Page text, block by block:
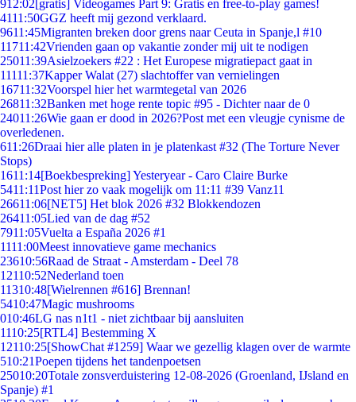
912:02[gratis] Videogames Part 9: Gratis en free-to-play games!
4111:50GGZ heeft mij gezond verklaard.
9611:45Migranten breken door grens naar Ceuta in Spanje,l #10
11711:42Vrienden gaan op vakantie zonder mij uit te nodigen
25011:39Asielzoekers #22 : Het Europese migratiepact gaat in
11111:37Kapper Walat (27) slachtoffer van vernielingen
16711:32Voorspel hier het warmtegetal van 2026
26811:32Banken met hoge rente topic #95 - Dichter naar de 0
24011:26Wie gaan er dood in 2026?Post met een vleugje cynisme de
overledenen.
611:26Draai hier alle platen in je platenkast #32 (The Torture Never
Stops)
1611:14[Boekbespreking] Yesteryear - Caro Claire Burke
5411:11Post hier zo vaak mogelijk om 11:11 #39 Vanz11
26611:06[NET5] Het blok 2026 #32 Blokkendozen
26411:05Lied van de dag #52
7911:05Vuelta a España 2026 #1
1111:00Meest innovatieve game mechanics
23610:56Raad de Straat - Amsterdam - Deel 78
12110:52Nederland toen
11310:48[Wielrennen #616] Brennan!
5410:47Magic mushrooms
010:46LG nas n1t1 - niet zichtbaar bij aansluiten
1110:25[RTL4] Bestemming X
12110:25[ShowChat #1259] Waar we gezellig klagen over de warmte
510:21Poepen tijdens het tandenpoetsen
25010:20Totale zonsverduistering 12-08-2026 (Groenland, IJsland en
Spanje) #1